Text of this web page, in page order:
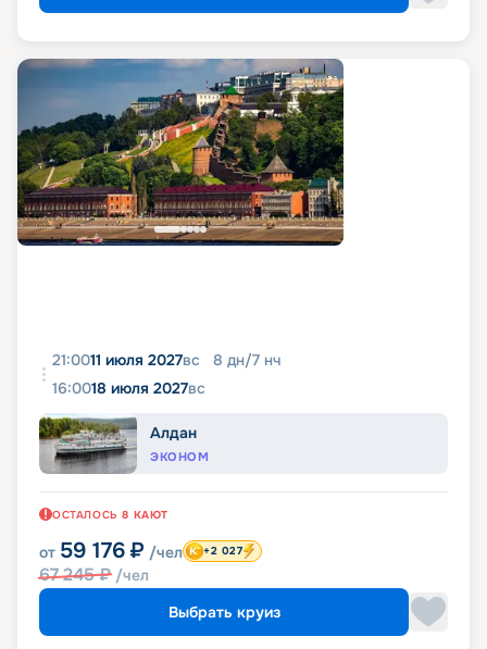
21:0011 июля 2027вс 8 дн/7 нч
16:0018 июля 2027вс
Алдан
ЭКОНОМ
ОСТАЛОСЬ 8 КАЮТ
от 59 176 ₽ /чел
67 245₽ /чел
+2 027
Выбрать круиз